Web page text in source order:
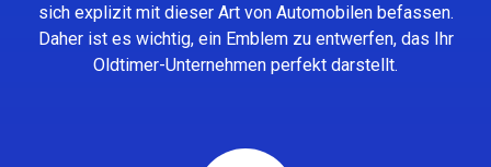
sich explizit mit dieser Art von Automobilen befassen.
Daher ist es wichtig, ein Emblem zu entwerfen, das Ihr
Oldtimer-Unternehmen perfekt darstellt.